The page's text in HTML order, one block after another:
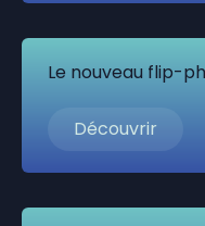
Le nouveau flip-
Découvrir